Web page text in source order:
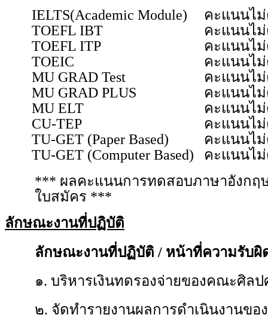
IELTS(Academic Module)
คะแนนไ
TOEFL IBT
คะแนนไ
TOEFL ITP
คะแนนไ
TOEIC
คะแนนไ
MU GRAD Test
คะแนนไ
MU GRAD PLUS
คะแนนไ
MU ELT
คะแนนไ
CU-TEP
คะแนนไ
TU-GET (Paper Based)
คะแนนไ
TU-GET (Computer Based)
คะแนนไ
*** ผลคะแนนการทดสอบภาษาอังกฤ
ใบสมัคร ***
ลักษณะงานที่ปฏิบัติ
ลักษณะงานที่ปฏิบัติ / หน้าที่ความรับผิ
๑. บริหารเงินทดรองจ่ายของคณะศิล
๒. จัดทำรายงานผลการดำเนินงานข